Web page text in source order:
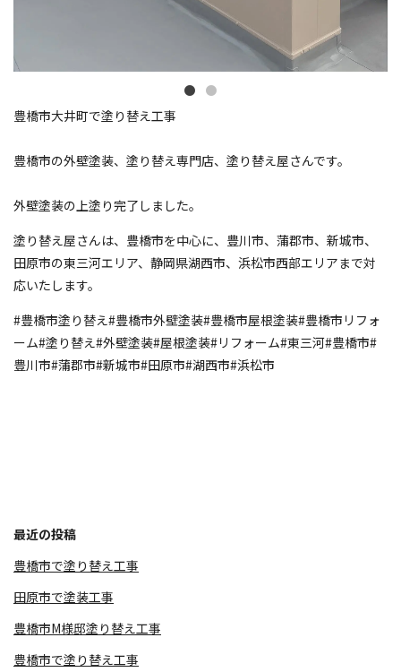
豊橋市大井町で塗り替え工事
⁡豊橋市の外壁塗装、塗り替え専門店、塗り替え屋さんです。
外壁塗装の上塗り完了しました。
塗り替え屋さんは、豊橋市を中心に、豊川市、蒲郡市、新城市、
田原市の東三河エリア、静岡県湖西市、浜松市西部エリアまで対
応いたします。
#豊橋市塗り替え#豊橋市外壁塗装#豊橋市屋根塗装#豊橋市リフォ
ーム#塗り替え#外壁塗装#屋根塗装#リフォーム#東三河#豊橋市#
豊川市#蒲郡市#新城市#田原市#湖西市#浜松市
最近の投稿
豊橋市で塗り替え工事
田原市で塗装工事
豊橋市M様邸塗り替え工事
豊橋市で塗り替え工事